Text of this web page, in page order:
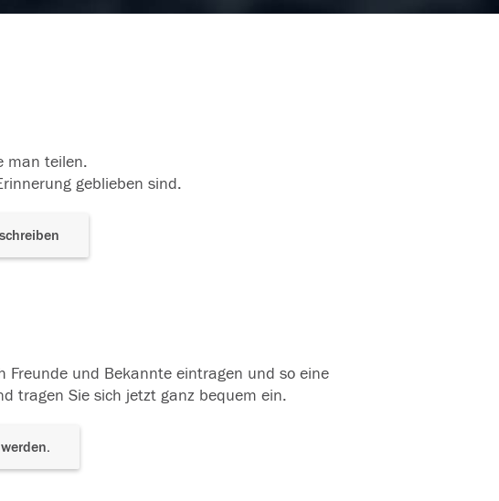
man teilen.
geblieben sind.
Freunde und Bekannte eintragen und so eine
tragen Sie sich jetzt ganz bequem ein.